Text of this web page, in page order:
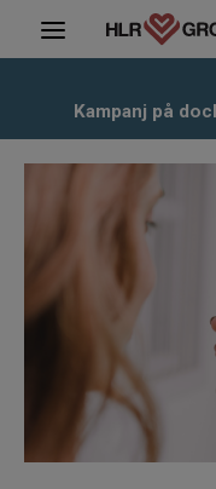
HLR-Dockor
Första hjälpen
Hjärtstartare &
Kunskapsbank
Kontakt
Kampanj på